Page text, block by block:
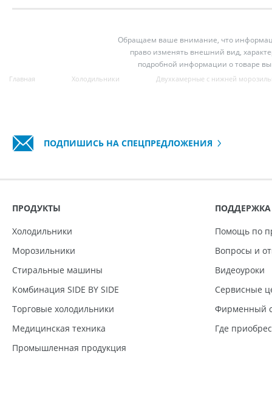
Обращаем ваше внимание, что
право изменять внешний вид,
подробной информации о товаре
Главная Холодильники Двухкамерные с нижней
ПОДПИШИСЬ НА СПЕЦПРЕДЛОЖЕНИЯ
ПРОДУКТЫ
Холодильники
Морозильники
Стиральные машины
Комбинация SIDE BY SIDE
Торговые холодильники
Медицинская техника
Промышленная продукция
ПОДДЕРЖКА
Помощь по
Вопросы и
Видеоуроки
Сервисные
Фирменный
Где